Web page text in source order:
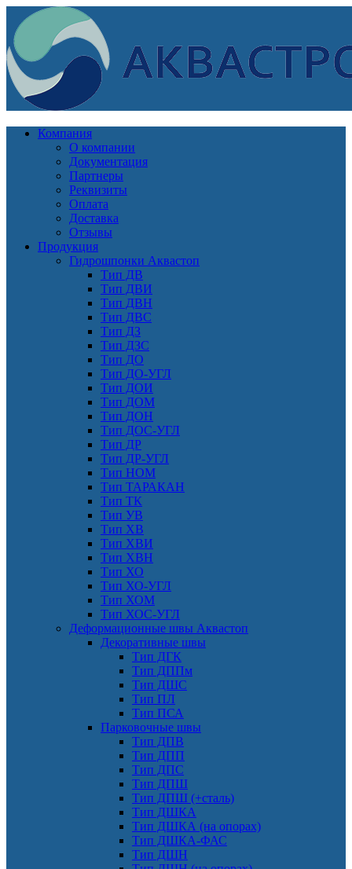
Компания
О компании
Документация
Партнеры
Реквизиты
Оплата
Доставка
Отзывы
Продукция
Гидрошпонки Аквастоп
Тип ДВ
Тип ДВИ
Тип ДВН
Тип ДВС
Тип ДЗ
Тип ДЗС
Тип ДО
Тип ДО-УГЛ
Тип ДОИ
Тип ДОМ
Тип ДОН
Тип ДОС-УГЛ
Тип ДР
Тип ДР-УГЛ
Тип НОМ
Тип ТАРАКАН
Тип ТК
Тип УВ
Тип ХВ
Тип ХВИ
Тип ХВН
Тип ХО
Тип ХО-УГЛ
Тип ХОМ
Тип ХОС-УГЛ
Деформационные швы Аквастоп
Декоративные швы
Тип ДГК
Тип ДППм
Тип ДШС
Тип ПЛ
Тип ПСА
Парковочные швы
Тип ДПВ
Тип ДПП
Тип ДПС
Тип ДПШ
Тип ДПШ (+сталь)
Тип ДШКА
Тип ДШКА (на опорах)
Тип ДШКА-ФАС
Тип ДШН